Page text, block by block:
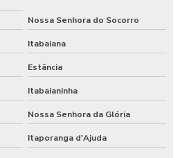
Nossa Senhora do Socorro
Itabaiana
Estância
Itabaianinha
Nossa Senhora da Glória
Itaporanga d'Ajuda